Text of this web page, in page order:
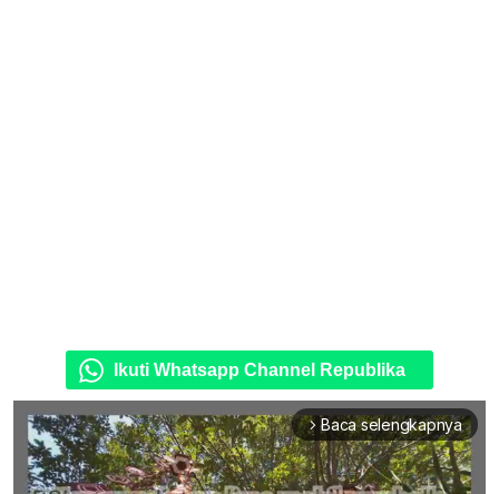
Ikuti Whatsapp Channel Republika
arrow_forward_ios Baca selengkapnya